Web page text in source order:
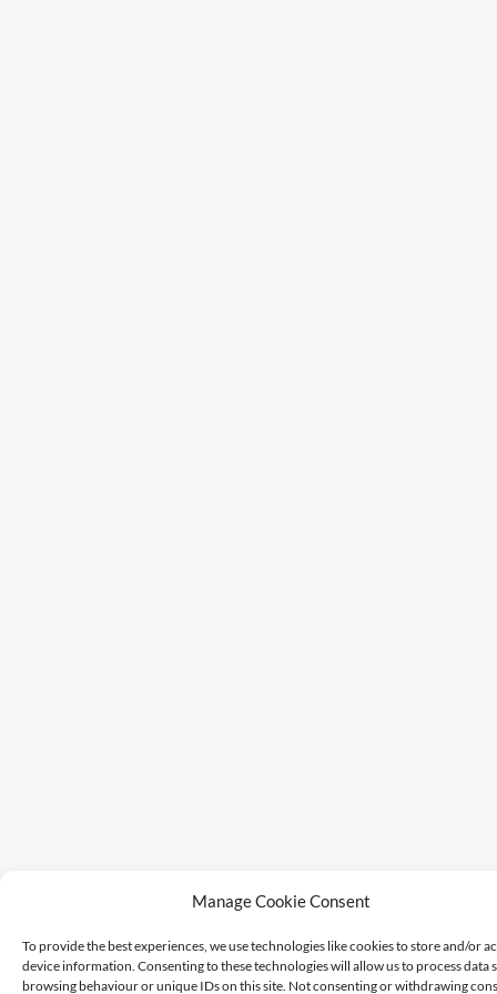
Manage Cookie Consent
To provide the best experiences, we use technologies like cookies to store and/or
device information. Consenting to these technologies will allow us to process data
browsing behaviour or unique IDs on this site. Not consenting or withdrawing